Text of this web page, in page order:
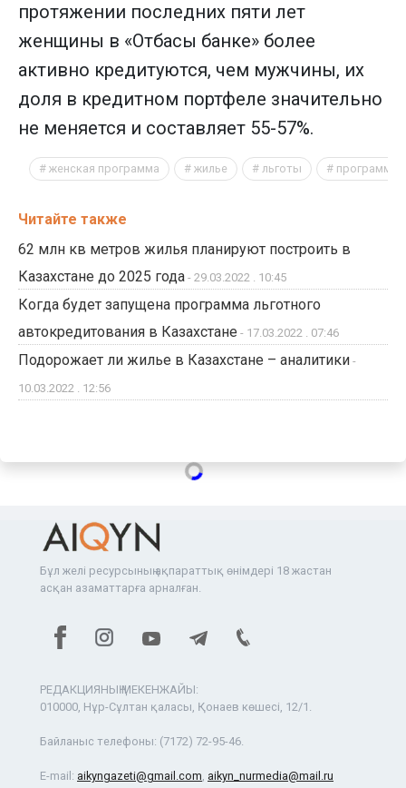
протяжении последних пяти лет
женщины в «Отбасы банке» более
активно кредитуются, чем мужчины, их
доля в кредитном портфеле значительно
не меняется и составляет 55-57%.
женская программа жилье льготы программа
Читайте также
62 млн кв метров жилья планируют построить в
Казахстане до 2025 года - 29.03.2022 . 10:45
Когда будет запущена программа льготного
автокредитования в Казахстане - 17.03.2022 . 07:46
Подорожает ли жилье в Казахстане – аналитики -
10.03.2022 . 12:56
Бұл желі ресурсының ақпараттық өнімдері 18 жастан
асқан азаматтарға арналған.
РЕДАКЦИЯНЫҢ МЕКЕНЖАЙЫ:
010000, Нұр-Сұлтан қаласы, Қонаев көшесі, 12/1.
Байланыс телефоны: (7172) 72-95-46.
E-mail: aikyngazeti@gmail.com aikyn_nurmedia@mail.ru